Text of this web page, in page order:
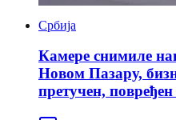
Србија
Камере снимиле
Новом Пазару,
претучен,